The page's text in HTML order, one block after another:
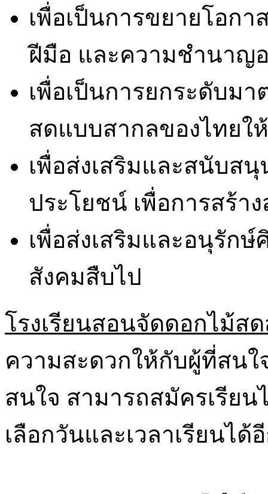
เพื่อเป็นการขยายโอก
ฝีมือ และความชำนาญอ
เพื่อเป็นการยกระดับม
สดแบบสากลของไทยใ
เพื่อส่งเสริมและสนับสนุ
ประโยชน์ เพื่อการสร้า
เพื่อส่งเสริมและอนุรัก
สังคมสืบไป
โรงเรียนสอนจัดดอกไม้สด
ความสะดวกให้กับผู้ที่สนใ
สนใจ สามารถสมัครเรีย
เลือกวันและเวลาเรียนได้